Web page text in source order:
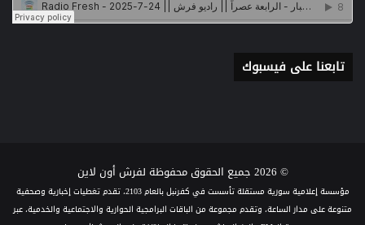
تابعنا على فيسبوك
© 2026 جميع الحقوق محفوظة لفرش أون لاين
مؤسسة إعلامية سورية مستقلة تأسست في كفرنبل بالعام 2103، تقدم تغطيات إخبارية وصحفية
متنوعة على مدار الساعة، وتقدم مجموعة من الباقات البرامجية الحوارية والاجتماعية والخدمية، عبر